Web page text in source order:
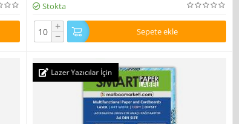
Stokta
+
− Sepete ekle
Lazer Yazıcılar İçin